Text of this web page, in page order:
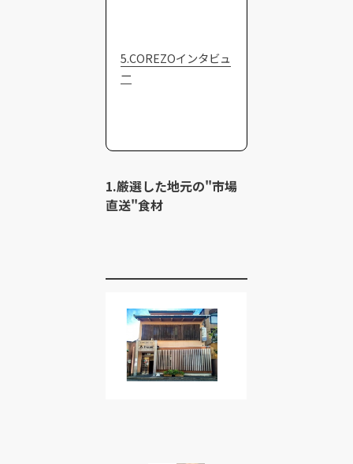
5.COREZOインタビュ
ー
1.厳選した地元の"市場
直送"食材